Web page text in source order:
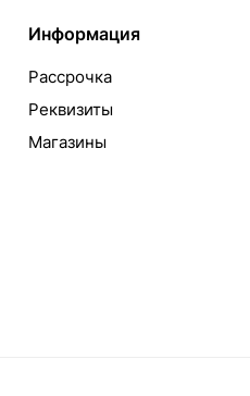
Информация
Рассрочка
Реквизиты
Магазины